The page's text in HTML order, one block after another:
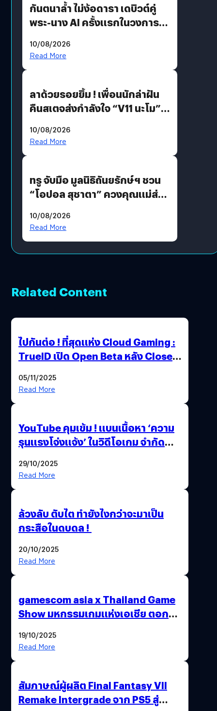
กันตนาล้ำ ไม่ง้อดารา เดบิวต์คู่
พระ-นาง AI ครั้งแรกในวงการ
10/08/2026
Read More
ลาด้วยรอยยิ้ม ! เพื่อนนักล่าฝัน
คืนสเตจส่งกำลังใจ “V11 นะโม”
รักแน่นฮอลล์
10/08/2026
Read More
ทรู จับมือ มูลนิธิถันยรักษ์ฯ ชวน
“โอปอล สุชาตา” ควงคุณแม่ส่ง
เติมเต็มความหมายวันแม่ปีนี้
10/08/2026
Read More
Related Content
ไปกันต่อ ! ที่สุดแห่ง Cloud Gaming :
TrueID เปิด Open Beta หลัง Close
Thailand Game Show 2025 ทะลุ 15
05/11/2025
Read More
YouTube คุมเข้ม ! แบนเนื้อหา ‘ความ
รุนแรงโจ่งแจ้ง’ ในวิดีโอเกม จำกัด
29/10/2025
Read More
ล้วงลับ ตับไต ทำยังไงกว่าจะมาเป็น
กระสือในดบดล !
20/10/2025
Read More
gamescom asia x Thailand Game
Show มหกรรมเกมแห่งเอเชีย ตอกย้ำ
พาณิชย์ร่วมชูความสำเร็จ
19/10/2025
Read More
สัมภาษณ์ผู้ผลิต Final Fantasy VII
Remake Intergrade จาก PS5 สู่